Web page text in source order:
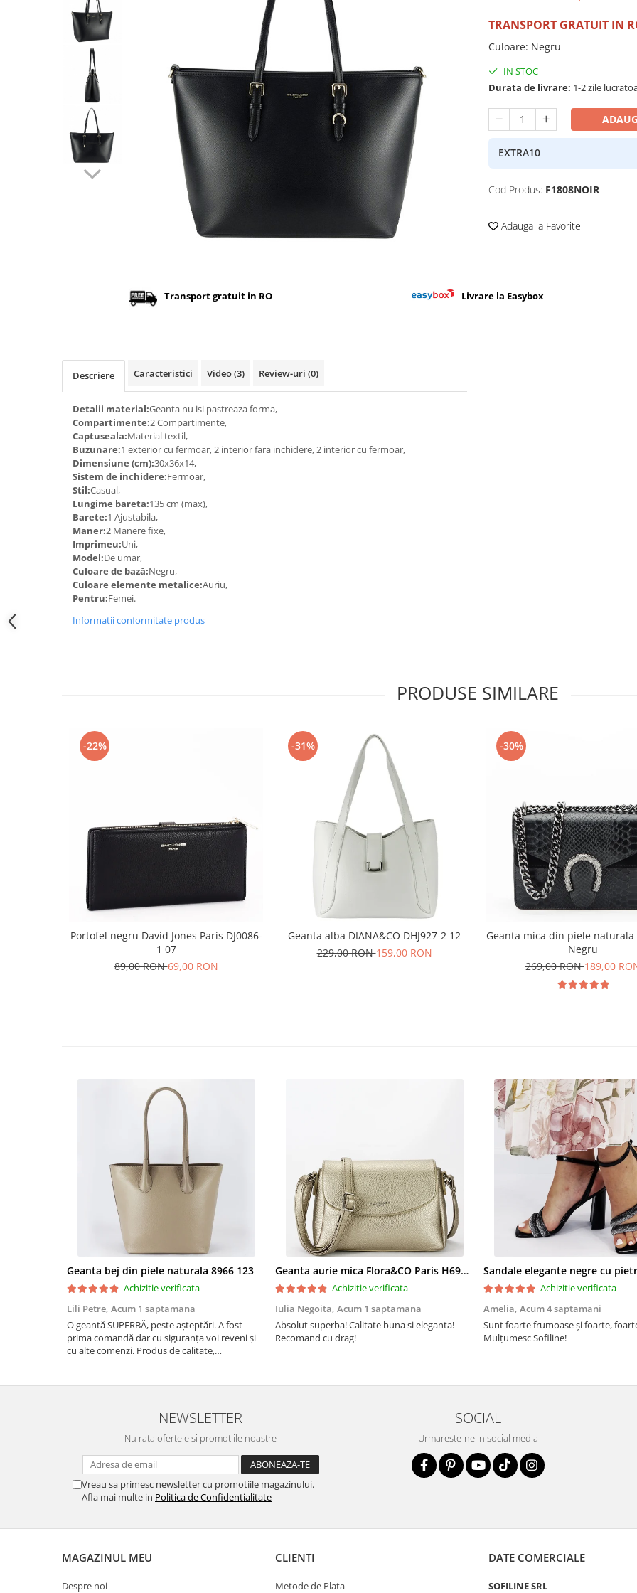
Incaltamine primavara-vara piele
Imbracaminte
Camasi si topuri
Blugi si pantaloni
Pulovere si cardigane
Incaltaminte toamna-iarna piele
TRANSPORT GRATUIT IN
Culoare: Negru
IN STOC
Durata de livrare: 1-2 zile
EXTRA10
Cod Produs: F1808NOIR
Adauga la Favorite
Transport gratuit in RO Livrare la Easybox
Descriere Caracteristici Video(3) Review-uri (0)
Detalii material:Geanta nu isi pastreaza forma,
Compartimente:2 Compartimente,
Captuseala:Material textil,
Buzunare:1 exterior cu fermoar, 2 interior fara inchidere, 2 interior cu fermoar,
Dimensiune (cm):30x36x14,
Sistem de inchidere:Fermoar,
Stil:Casual,
Lungime bareta:135 cm (max),
Barete:1 Ajustabila,
Maner:2 Manere fixe,
Imprimeu:Uni,
Model:De umar,
Culoare de bază:Negru,
Culoare elemente metalice:Auriu,
Pentru:Femei.
Informatii conformitate produs
PRODUSE SIMILARE
-22%
Portofel negru David Jones Paris DJ0086-
1 07
89,00 RON69,00 RON
-31%
Geanta alba DIANA&CO DHJ927-2 12
229,00 RON159,00 RON
-30%
Geanta mica din piele naturala
Negru
269,00 RON189,00
Geanta bej din piele naturala 8966 123
Achizitie verificata
Lili Petre, Acum 1 saptamana
O geantă SUPERBĂ, peste așteptări. A fost
prima comandă dar cu siguranța voi reveni și
cu alte comenzi. Produs de calitate,
SOFILINE!!!
Geanta aurie mica Flora&CO Paris H6930 16
Achizitie verificata
Iulia Negoita, Acum 1 saptamana
Absolut superba! Calitate buna si eleganta!
Recomand cu drag!
Achizitie verificata
Amelia, Acum 4 saptamani
Sunt foarte frumoase şi foarte,
Mulţumesc Sofiline!
NEWSLETTER
Nu rata ofertele si promotiile noastre
Vreau sa primesc newsletter cu promotiile magazinului.
Afla mai multe in Politica de Confidentialitate
SOCIAL
Urmareste-ne in social media
MAGAZINUL MEU
Despre noi
CLIENTI
Metode de Plata
DATE COMERCIALE
SOFILINE SRL